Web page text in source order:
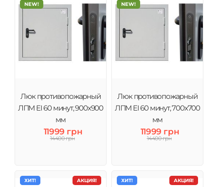
NEW!
Люк противопожарный
ЛПМ EI 60 минут, 900х900
мм
11999 грн
14400 грн
NEW!
Люк противопожарный
ЛПМ EI 60 минут, 700х700
мм
11999 грн
14400 грн
АКЦИЯ!
ХИТ! АКЦИЯ!
ХИТ!